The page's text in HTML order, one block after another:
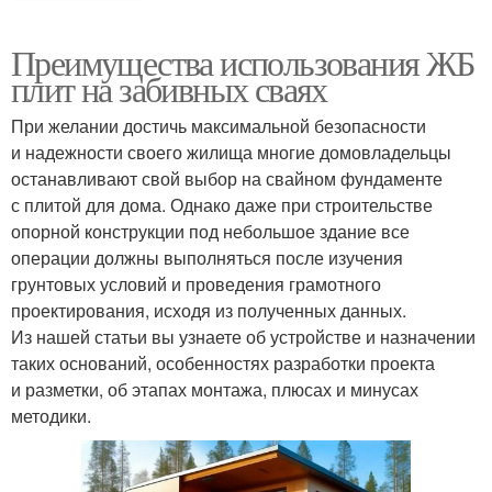
Преимущества использования ЖБ
плит на забивных сваях
При желании достичь максимальной безопасности
и надежности своего жилища многие домовладельцы
останавливают свой выбор на свайном фундаменте
с плитой для дома. Однако даже при строительстве
опорной конструкции под небольшое здание все
операции должны выполняться после изучения
грунтовых условий и проведения грамотного
проектирования, исходя из полученных данных.
Из нашей статьи вы узнаете об устройстве и назначении
таких оснований, особенностях разработки проекта
и разметки, об этапах монтажа, плюсах и минусах
методики.